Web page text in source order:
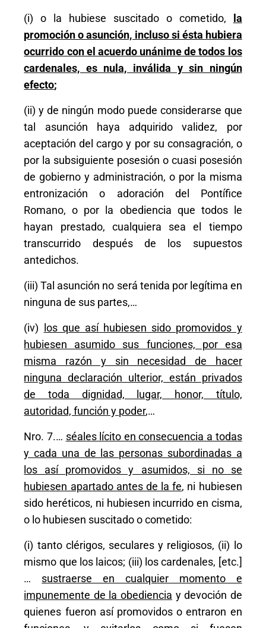
(i) o la hubiese suscitado o cometido, la
promoción o asunción, incluso si ésta hubiera
ocurrido con el acuerdo unánime de todos los
cardenales, es nula, inválida y sin ningún
efecto;
(ii) y de ningún modo puede considerarse que
tal asunción haya adquirido validez, por
aceptación del cargo y por su consagración, o
por la subsiguiente posesión o cuasi posesión
de gobierno y administración, o por la misma
entronización o adoración del Pontífice
Romano, o por la obediencia que todos le
hayan prestado, cualquiera sea el tiempo
transcurrido después de los supuestos
antedichos.
(iii) Tal asunción no será tenida por legítima en
ninguna de sus partes,…
(iv) los que así hubiesen sido promovidos y
hubiesen asumido sus funciones, por esa
misma razón y sin necesidad de hacer
ninguna declaración ulterior, están privados
de toda dignidad, lugar, honor, título,
autoridad, función y poder,…
Nro. 7.… séales lícito en consecuencia a todas
y cada una de las personas subordinadas a
los así promovidos y asumidos, si no se
hubiesen apartado antes de la fe, ni hubiesen
sido heréticos, ni hubiesen incurrido en cisma,
o lo hubiesen suscitado o cometido:
(i) tanto clérigos, seculares y religiosos, (ii) lo
mismo que los laicos; (iii) los cardenales, [etc.]
… sustraerse en cualquier momento e
impunemente de la obediencia y devoción de
quienes fueron así promovidos o entraron en